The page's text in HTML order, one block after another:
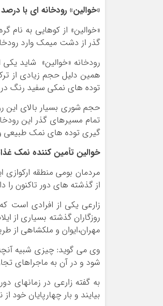
«خوالین» رودخانه ای با
«خوالین» از کوهایی به
گذر از دشت میمک وارد
رودخانه «خوالین» شاید یکی
همین دلیل حجم زیادی از
توده های نمکی سفید رنگ
حجم شوری بسیار بالای این
تمام مسیرهای گذر این
گیری توده های نمک طبیعی
خوالین تأمین کننده نمک
مردمان بومی منطقه
از گذشته های دور تاکنون را
زارعی یکی از افرادی است
روزگاران گذشته بسیاری از
مهران،ایوان و ملکشاهی از
وی می گوید: چیزی شبیه
شود و در آن به ماجراهای
به گفته زارعی در زمانهای
بیایند و بار چهارپایان